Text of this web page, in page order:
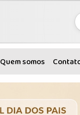
Quem somos